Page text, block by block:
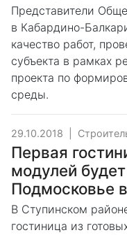
Представители
в Кабардино-
качество работ,
субъекта в рамках
проекта по
среды.
29.10.2018
Первая
модулей
Подмосковье
В Ступинском
гостиница из